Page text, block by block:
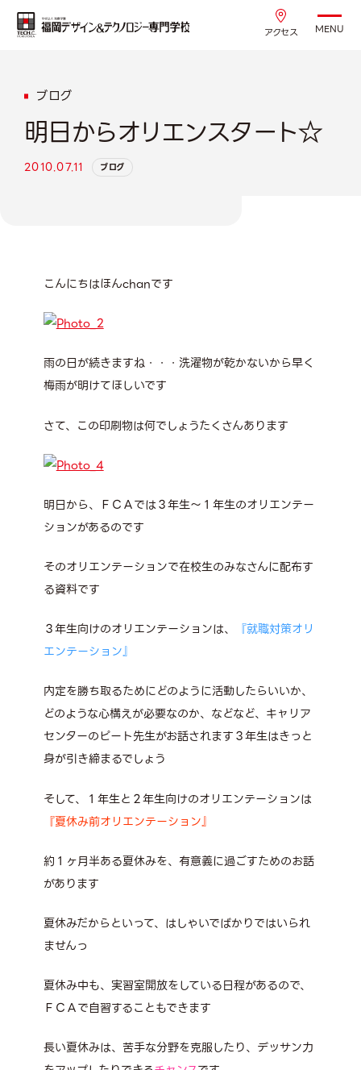
アクセス MENU
ブログ
明日からオリエンスタート☆
2010.07.11 ブログ
こんにちはほんchanです
雨の日が続きますね・・・洗濯物が乾かないから早く
梅雨が明けてほしいです
さて、この印刷物は何でしょうたくさんあります
明日から、ＦＣＡでは３年生～１年生のオリエンテー
ションがあるのです
そのオリエンテーションで在校生のみなさんに配布す
る資料です
３年生向けのオリエンテーションは、
『就職対策オリ
エンテーション』
内定を勝ち取るためにどのように活動したらいいか、
どのような心構えが必要なのか、などなど、キャリア
センターのピート先生がお話されます３年生はきっと
身が引き締まるでしょう
そして、１年生と２年生向けのオリエンテーションは
『夏休み前オリエンテーション』
約１ヶ月半ある夏休みを、有意義に過ごすためのお話
があります
夏休みだからといって、はしゃいでばかりではいられ
ませんっ
夏休み中も、実習室開放をしている日程があるので、
ＦＣＡで自習することもできます
長い夏休みは、苦手な分野を克服したり、デッサン力